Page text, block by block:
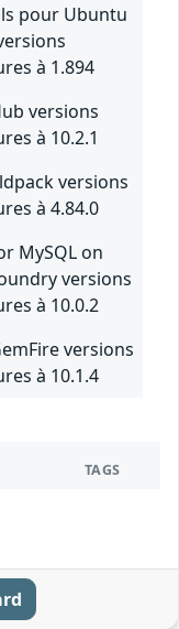
pour Ubuntu
à 1.894
versions
à 10.2.1
versions
à 4.84.0
MySQL on
versions
à 10.0.2
versions
à 10.1.4
TAGS